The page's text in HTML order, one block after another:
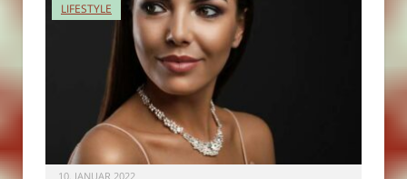
LIFESTYLE
10. JANUAR 2022